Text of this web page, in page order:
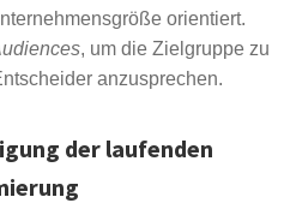
orientiert.
, um die Zielgruppe zu
anzusprechen.
der laufenden